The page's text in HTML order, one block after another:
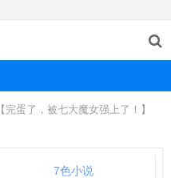
【完蛋了，被七大魔女强上了！】
7色小说